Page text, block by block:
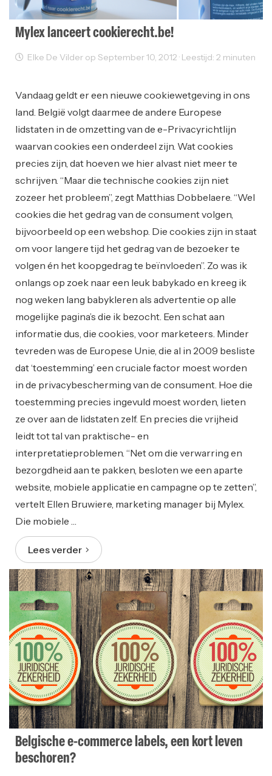
Mylex lanceert cookierecht.be!
Elke De Vilder op September 10, 2012 · Leestijd: 2 minuten
Vandaag geldt er een nieuwe cookiewetgeving in ons
land. België volgt daarmee de andere Europese
lidstaten in de omzetting van de e-Privacyrichtlijn
waarvan cookies een onderdeel zijn. Wat cookies
precies zijn, dat hoeven we hier alvast niet meer te
schrijven. “Maar die technische cookies zijn niet
zozeer het probleem”, zegt Matthias Dobbelaere. “Wel
cookies die het gedrag van de consument volgen,
bijvoorbeeld op een webshop. Die cookies zijn in staat
om voor langere tijd het gedrag van de bezoeker te
volgen én het koopgedrag te beïnvloeden”. Zo was ik
onlangs op zoek naar een leuk babykado en kreeg ik
nog weken lang babykleren als advertentie op alle
mogelijke pagina’s die ik bezocht. Een schat aan
informatie dus, die cookies, voor marketeers. Minder
tevreden was de Europese Unie, die al in 2009 besliste
dat ‘toestemming’ een cruciale factor moest worden
in de privacybescherming van de consument. Hoe die
toestemming precies ingevuld moest worden, lieten
ze over aan de lidstaten zelf. En precies die vrijheid
leidt tot tal van praktische- en
interpretatieproblemen. “Net om die verwarring en
bezorgdheid aan te pakken, besloten we een aparte
website, mobiele applicatie en campagne op te zetten”,
vertelt Ellen Bruwiere, marketing manager bij Mylex.
Die mobiele …
Lees verder
Belgische e-commerce labels, een kort leven
beschoren?